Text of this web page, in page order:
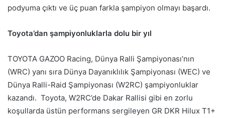
podyuma çıktı ve üç puan farkla şampiyon olmayı başardı.
Toyota’dan şampiyonluklarla dolu bir yıl
TOYOTA GAZOO Racing, Dünya Ralli Şampiyonası’nın
(WRC) yanı sıra Dünya Dayanıklılık Şampiyonası (WEC) ve
Dünya Ralli-Raid Şampiyonası (W2RC) şampiyonluklar
kazandı. Toyota, W2RC’de Dakar Rallisi gibi en zorlu
koşullarda üstün performans sergileyen GR DKR Hilux T1+